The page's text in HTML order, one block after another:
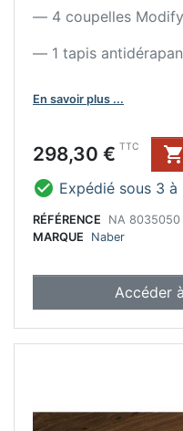
— 4 coupelles
— 1 tapis
En savoir plus ...
Prix
298,30 € TTC

 Expédié sous 3 à
RÉFÉRENCE NA 8035050
MARQUE
Naber
Accéder